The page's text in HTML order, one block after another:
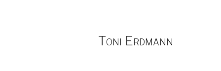
Toni Erdmann